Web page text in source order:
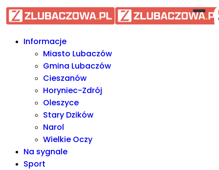
Informacje Lubaczów, powiat
Informacje
Miasto Lubaczów
Gmina Lubaczów
Cieszanów
Horyniec-Zdrój
Oleszyce
Stary Dzików
Narol
Wielkie Oczy
Na sygnale
Sport